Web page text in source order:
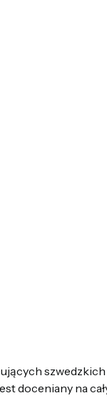
doceniany na